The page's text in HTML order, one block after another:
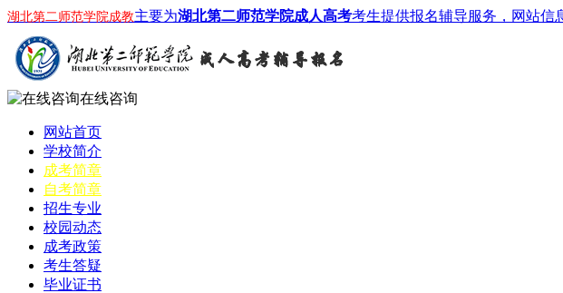
湖北第二师范学院成教主要为湖北第二师范学院成人高考考生提供报名辅导服务，网站信
在线咨询
网站首页
学校简介
成考简章
自考简章
招生专业
校园动态
成考政策
考生答疑
毕业证书